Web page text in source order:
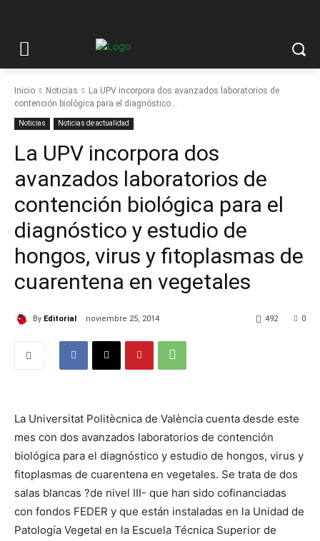
Inicio Noticias
La UPV incorpora dos avanzados laboratorios de
contención biológica para el diagnóstico...
Noticias Noticias de actualidad
La UPV incorpora dos
avanzados laboratorios de
contención biológica para el
diagnóstico y estudio de
hongos, virus y fitoplasmas de
cuarentena en vegetales
By Editorial noviembre 25, 2014 0
492
La Universitat Politècnica de València cuenta desde este
mes con dos avanzados laboratorios de contención
biológica para el diagnóstico y estudio de hongos, virus y
fitoplasmas de cuarentena en vegetales. Se trata de dos
salas blancas ?de nivel III- que han sido cofinanciadas
con fondos FEDER y que están instaladas en la Unidad de
Patología Vegetal en la Escuela Técnica Superior de